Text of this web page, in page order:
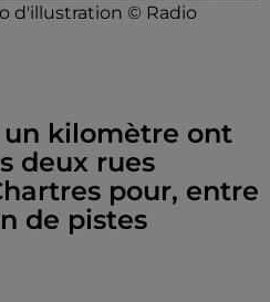
d'illustration © Radio
un kilomètre ont
deux rues
pour, entre
de pistes